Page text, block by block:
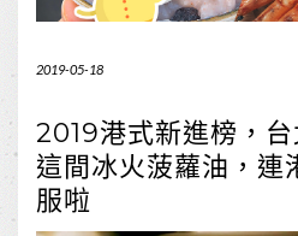
2019-05-18
2019港式新進榜，台
這間冰火菠蘿油，連
服啦